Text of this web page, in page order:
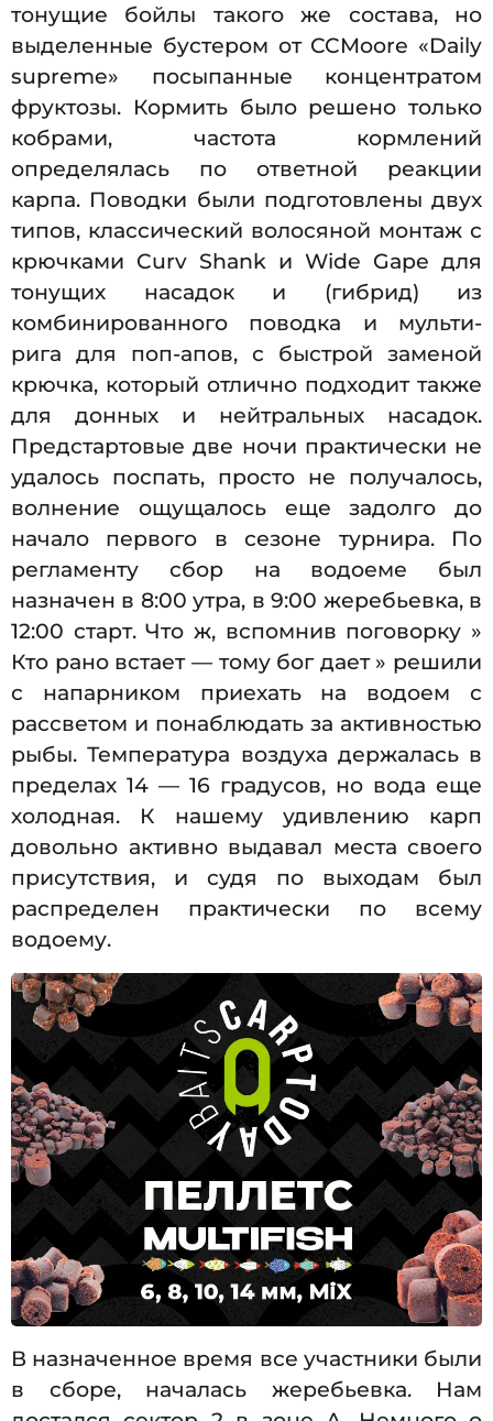
тонущие бойлы такого же состава, но
выделенные бустером от CCMoorе «Daily
supreme» посыпанные концентратом
фруктозы. Кормить было решено только
кобрами, частота кормлений
определялась по ответной реакции
карпа. Поводки были подготовлены двух
типов, классический волосяной монтаж с
крючками Curv Shank и Wide Gape для
тонущих насадок и (гибрид) из
комбинированного поводка и мульти-
рига для поп-апов, с быстрой заменой
крючка, который отлично подходит также
для донных и нейтральных насадок.
Предстартовые две ночи практически не
удалось поспать, просто не получалось,
волнение ощущалось еще задолго до
начало первого в сезоне турнира. По
регламенту сбор на водоеме был
назначен в 8:00 утра, в 9:00 жеребьевка, в
12:00 старт. Что ж, вспомнив поговорку »
Кто рано встает — тому бог дает » решили
с напарником приехать на водоем с
рассветом и понаблюдать за активностью
рыбы. Температура воздуха держалась в
пределах 14 — 16 градусов, но вода еще
холодная. К нашему удивлению карп
довольно активно выдавал места своего
присутствия, и судя по выходам был
распределен практически по всему
водоему.
В назначенное время все участники были
в сборе, началась жеребьевка. Нам